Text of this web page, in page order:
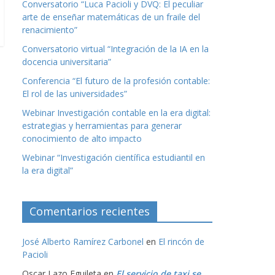
Conversatorio “Luca Pacioli y DVQ: El peculiar
arte de enseñar matemáticas de un fraile del
renacimiento”
Conversatorio virtual “Integración de la IA en la
docencia universitaria”
Conferencia “El futuro de la profesión contable:
El rol de las universidades”
Webinar Investigación contable en la era digital:
estrategias y herramientas para generar
conocimiento de alto impacto
Webinar “Investigación científica estudiantil en
la era digital”
Comentarios recientes
José Alberto Ramírez Carbonel en El rincón de
Pacioli